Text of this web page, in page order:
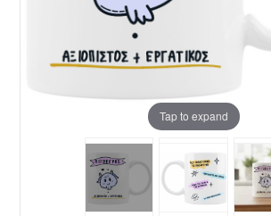
Tap to expand